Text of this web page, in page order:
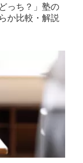
っち？」塾の
か比較・解説